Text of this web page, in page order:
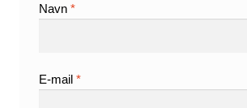
Navn*
E-mail*